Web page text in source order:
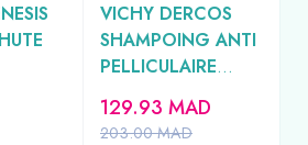
VICHY DERCOS
SHAMPOING ANTI
PELLICULAIRE
CHEVEUX SECS
200ML
203.00MAD
129.93 MAD